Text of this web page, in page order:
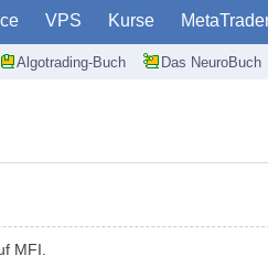
VPS Kurse
Algotrading-Buch Das NeuroBuch
MFI.